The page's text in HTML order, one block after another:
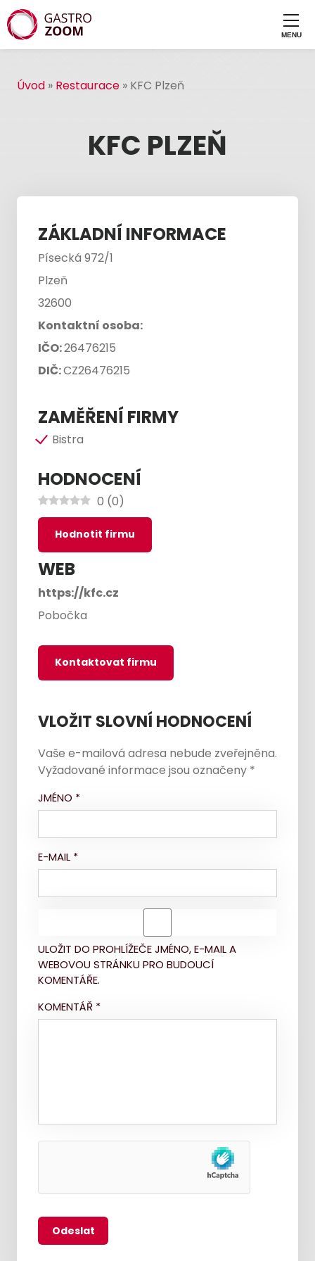
Úvod » Restaurace » KFC Plzeň
KFC PLZEŇ
ZÁKLADNÍ INFORMACE
Písecká 972/1
Plzeň
32600
Kontaktní osoba:
IČO:26476215
DIČ:CZ26476215
ZAMĚŘENÍ FIRMY
Bistra
HODNOCENÍ
0 (0)
Hodnotit firmu
WEB
https://kfc.cz
Pobočka
Kontaktovat firmu
VLOŽIT SLOVNÍ HODNOCENÍ
Vaše e-mailová adresa nebude zveřejněna.
Vyžadované informace jsou označeny *
JMÉNO *
E-MAIL *
ULOŽIT DO PROHLÍŽEČE JMÉNO, E-MAIL A
WEBOVOU STRÁNKU PRO BUDOUCÍ
KOMENTÁŘE.
KOMENTÁŘ *